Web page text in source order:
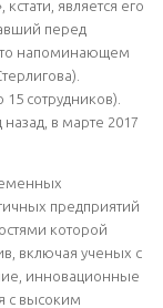
является его
перед
то напоминающем
сотрудников).
в марте 2017
предприятий
которой
включая ученых с
инновационные
с высоким